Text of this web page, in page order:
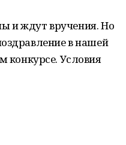
и ждут вручения. Но
в нашей
конкурсе. Условия